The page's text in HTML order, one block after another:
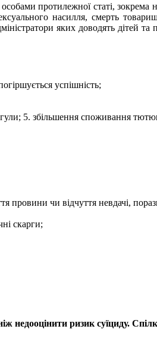
протилежної статі, зокрема
насилля, смерть
яких доводять дітей
успішність;
5. збільшення споживання
провини чи відчуття невдачі,
скарги;
недооцінити ризик суїциду.